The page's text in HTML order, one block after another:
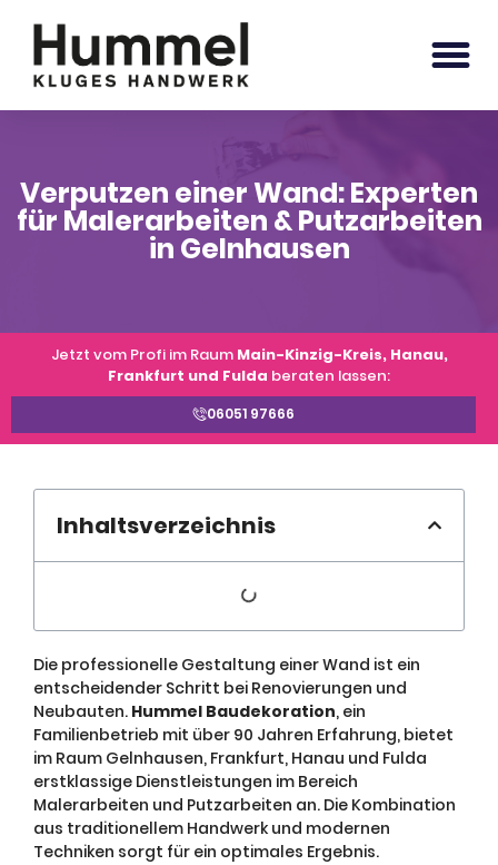
Verputzen einer Wand: Experten
für Malerarbeiten & Putzarbeiten
in Gelnhausen
Jetzt vom Profi im Raum Main-Kinzig-Kreis, Hanau,
Frankfurt und Fulda beraten lassen:
06051 97666
Inhaltsverzeichnis
Die professionelle Gestaltung einer Wand ist ein
entscheidender Schritt bei Renovierungen und
Neubauten. Hummel Baudekoration, ein
Familienbetrieb mit über 90 Jahren Erfahrung, bietet
im Raum Gelnhausen, Frankfurt, Hanau und Fulda
erstklassige Dienstleistungen im Bereich
Malerarbeiten und Putzarbeiten an. Die Kombination
aus traditionellem Handwerk und modernen
Techniken sorgt für ein optimales Ergebnis.